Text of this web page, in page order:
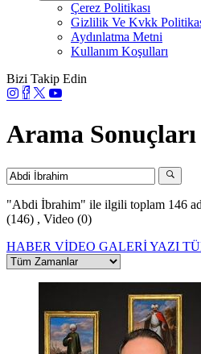
Çerez Politikası
Gizlilik Ve Kvkk
Aydınlatma Metni
Kullanım Koşulları
Bizi Takip Edin
Arama Sonuçları
"Abdi İbrahim" ile ilgili toplam 146
(146) , Video (0)
HABER VİDEO GALERİYAZI